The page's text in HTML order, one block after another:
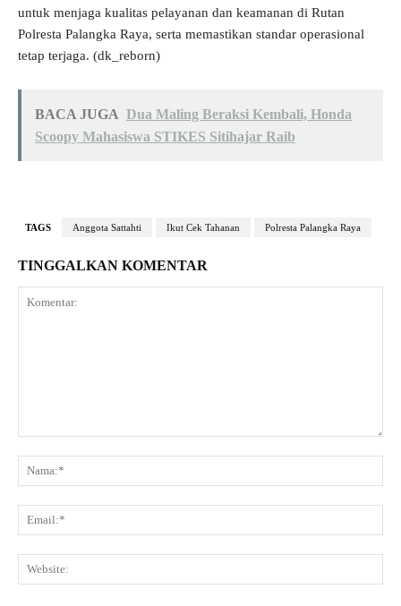
untuk menjaga kualitas pelayanan dan keamanan di Rutan
Polresta Palangka Raya, serta memastikan standar operasional
tetap terjaga. (dk_reborn)
BACA JUGA Dua Maling Beraksi Kembali, Honda
Scoopy Mahasiswa STIKES Sitihajar Raib
TAGS Anggota Sattahti Ikut Cek Tahanan Polresta Palangka Raya
TINGGALKAN KOMENTAR